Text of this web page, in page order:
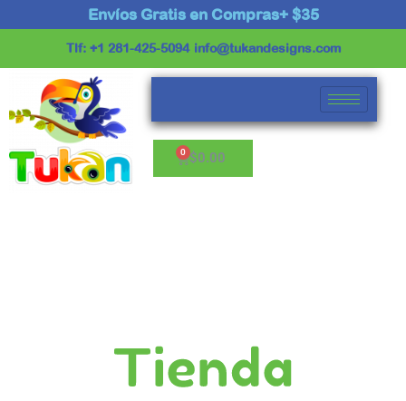
al
Envíos Gratis en Compras+ $35
Tlf: +1 281-425-5094 info@tukandesigns.com
$0.00
Cart
Tienda